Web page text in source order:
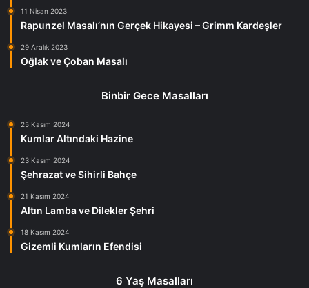
11 Nisan 2023
Rapunzel Masalı’nın Gerçek Hikayesi – Grimm Kardeşler
29 Aralık 2023
Oğlak ve Çoban Masalı
Binbir Gece Masalları
25 Kasım 2024
Kumlar Altındaki Hazine
23 Kasım 2024
Şehrazat ve Sihirli Bahçe
21 Kasım 2024
Altın Lamba ve Dilekler Şehri
18 Kasım 2024
Gizemli Kumların Efendisi
6 Yaş Masalları